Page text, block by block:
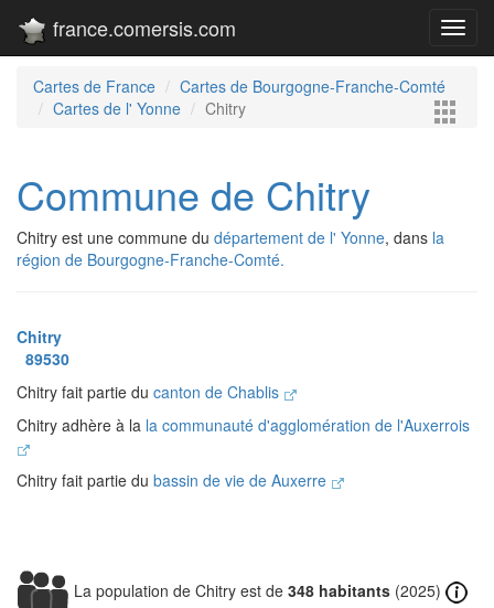
france.comersis.com
Cartes de France
Cartes de Bourgogne-Franche-Comté
Cartes de l' Yonne
Chitry
Commune de Chitry
Chitry est une commune du département de l' Yonne, dans la
région de Bourgogne-Franche-Comté.
Chitry
89530
Chitry fait partie du canton de Chablis
Chitry adhère à la la communauté d'agglomération de l'Auxerrois
Chitry fait partie du bassin de vie de Auxerre
La population de Chitry est de 348 habitants (2025)